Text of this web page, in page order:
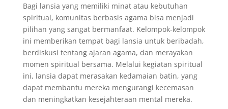
Bagi lansia yang memiliki minat atau kebutuhan
spiritual, komunitas berbasis agama bisa menjadi
pilihan yang sangat bermanfaat. Kelompok-kelompok
ini memberikan tempat bagi lansia untuk beribadah,
berdiskusi tentang ajaran agama, dan merayakan
momen spiritual bersama. Melalui kegiatan spiritual
ini, lansia dapat merasakan kedamaian batin, yang
dapat membantu mereka mengurangi kecemasan
dan meningkatkan kesejahteraan mental mereka.